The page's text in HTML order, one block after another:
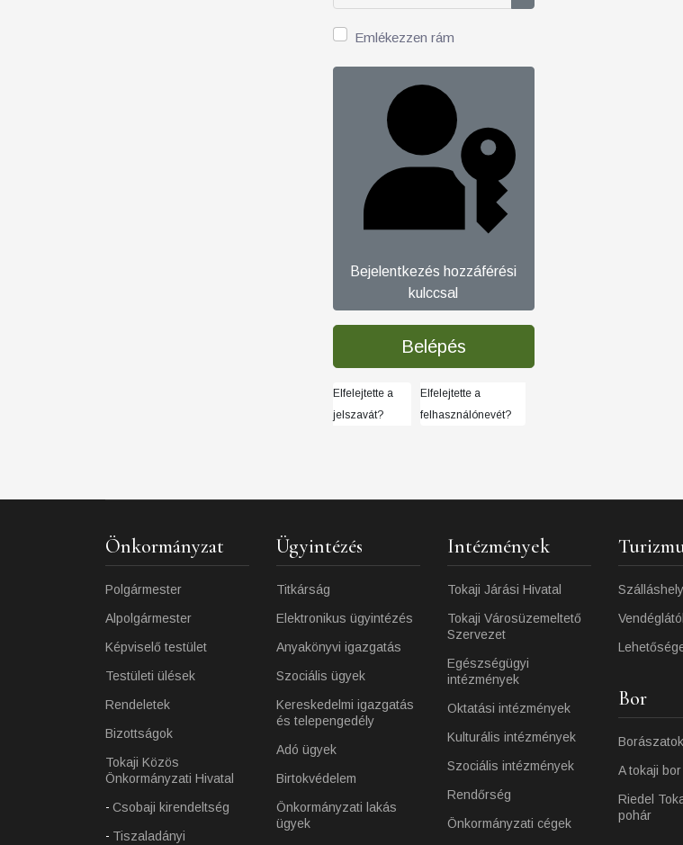
Emlékezzen rám
Bejelentkezés hozzáférési
kulccsal
Belépés
Elfelejtette a
jelszavát?
Elfelejtette a
felhasználónevét?
Önkormányzat
Polgármester
Alpolgármester
Képviselő testület
Testületi ülések
Rendeletek
Bizottságok
Tokaji Közös
Önkormányzati Hivatal
Csobaji kirendeltség
Tiszaladányi
Ügyintézés
Titkárság
Elektronikus ügyintézés
Anyakönyvi igazgatás
Szociális ügyek
Kereskedelmi igazgatás
és telepengedély
Adó ügyek
Birtokvédelem
Önkormányzati lakás
ügyek
Intézmények
Tokaji Járási Hivatal
Tokaji Városüzemeltető
Szervezet
Egészségügyi
intézmények
Oktatási intézmények
Kulturális intézmények
Szociális intézmények
Rendőrség
Önkormányzati cégek
Bor
Borászatok
A tokaji bor
Riedel
pohár